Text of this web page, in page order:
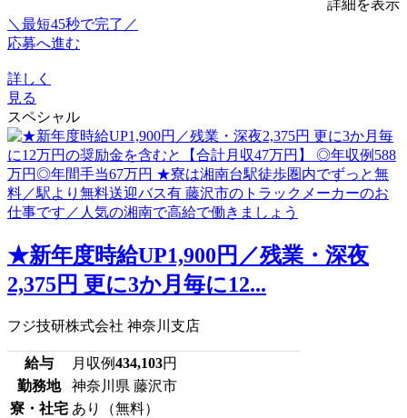
詳細を表示
＼最短45秒で完了／
応募へ進む
詳しく
見る
スペシャル
★新年度時給UP1,900円／残業・深夜
2,375円 更に3か月毎に12...
フジ技研株式会社 神奈川支店
給与 月収例434,103円
勤務地
神奈川県 藤沢市
寮・社宅 あり（無料）